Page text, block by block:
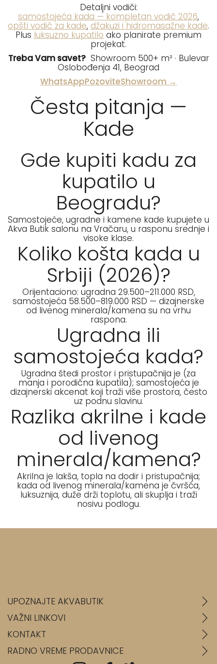
Detaljni vodiči:
samostojeća kada — kompletan vodič 2026,
opšti vodič za kade, džakuzi i hidromasažne kade.
Plus luksuzno kupatilo ako planirate premium
projekat.
Treba Vam savet?Showroom 500+ m² · Bulevar
Oslobođenja 41, Beograd
WhatsAppPozoviteShowroom →
Česta pitanja —
Kade
Gde kupiti kadu za
kupatilo u
Beogradu?
Samostojeće, ugradne i kamene kade kupujete u
Akva Butik salonu na Vračaru, u rasponu srednje i
visoke klase.
Koliko košta kada u
Srbiji (2026)?
Orijentaciono: ugradna 29.500–211.000 RSD,
samostojeća 58.500–819.000 RSD — dizajnerske
od livenog minerala/kamena su na vrhu
raspona.
Ugradna ili
samostojeća kada?
Ugradna štedi prostor i pristupačnija je (za
manja i porodična kupatila); samostojeća je
dizajnerski akcenat koji traži više prostora, često
uz podnu slavinu.
Razlika akrilne i kade
od livenog
minerala/kamena?
Akrilna je lakša, topla na dodir i pristupačnija;
kada od livenog minerala/kamena je čvršća,
luksuznija, duže drži toplotu, ali skuplja i traži
nosivu podlogu.
UPOZNAJTE AKVABUTIK
VAŽNI LINKOVI
KONTAKT
RADNO VREME PRODAVNICE